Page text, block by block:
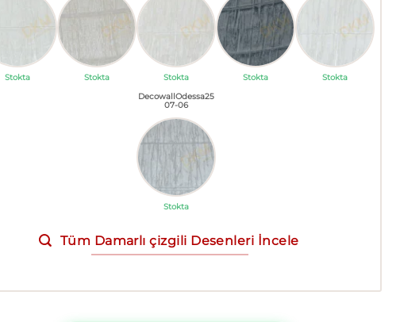
Stokta Stokta Stokta Stokta
Stokta
DecowallOdessa25
07-06
Stokta
Tüm Damarlı çizgili Desenleri İncele